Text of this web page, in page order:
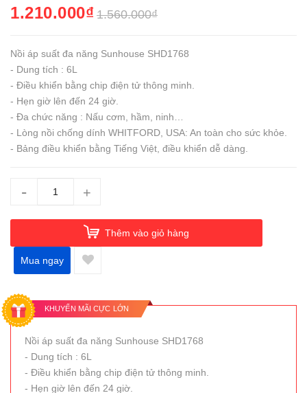
1.210.000₫ 1.560.000₫
Nồi áp suất đa năng Sunhouse SHD1768
- Dung tích : 6L
- Điều khiển bằng chip điện tử thông minh.
- Hẹn giờ lên đến 24 giờ.
- Đa chức năng : Nấu cơm, hầm, ninh…
- Lòng nồi chống dính WHITFORD, USA: An toàn cho sức khỏe.
- Bảng điều khiển bằng Tiếng Việt, điều khiển dễ dàng.
- +
Thêm vào giỏ hàng
Mua ngay
KHUYẾN MÃI CỰC LỚN
Nồi áp suất đa năng Sunhouse SHD1768
- Dung tích : 6L
- Điều khiển bằng chip điện tử thông minh.
- Hẹn giờ lên đến 24 giờ.